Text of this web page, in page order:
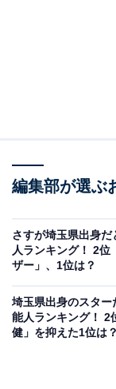
編集部が選ぶ
さすが埼玉県出身だ
人ランキング！ 2位
ザー」、1位は？
埼玉県出身のスター
能人ランキング！ 2
健」を抑えた1位は？